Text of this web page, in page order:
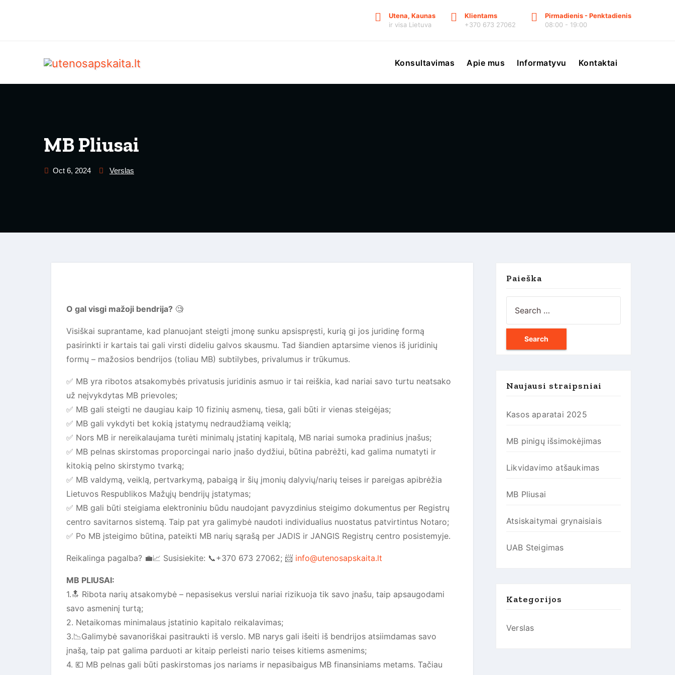
Utena, Kaunas
ir visa Lietuva
Klientams
+370 673 27062
Pirmadienis - Penktadienis
08:00 - 19:00
Konsultavimas Apie mus Informatyvu Kontaktai
MB Pliusai
Oct 6, 2024 Verslas
O gal visgi mažoji bendrija? 🧐
Visiškai suprantame, kad planuojant steigti įmonę sunku apsispręsti, kurią gi jos juridinę formą
pasirinkti ir kartais tai gali virsti dideliu galvos skausmu. Tad šiandien aptarsime vienos iš juridinių
formų – mažosios bendrijos (toliau MB) subtilybes, privalumus ir trūkumus.
✅️ MB yra ribotos atsakomybės privatusis juridinis asmuo ir tai reiškia, kad nariai savo turtu neatsako
už neįvykdytas MB prievoles;
✅️ MB gali steigti ne daugiau kaip 10 fizinių asmenų, tiesa, gali būti ir vienas steigėjas;
✅️ MB gali vykdyti bet kokią įstatymų nedraudžiamą veiklą;
✅️ Nors MB ir nereikalaujama turėti minimalų įstatinį kapitalą, MB nariai sumoka pradinius įnašus;
✅️ MB pelnas skirstomas proporcingai nario įnašo dydžiui, būtina pabrėžti, kad galima numatyti ir
kitokią pelno skirstymo tvarką;
✅️ MB valdymą, veiklą, pertvarkymą, pabaigą ir šių įmonių dalyvių/narių teises ir pareigas apibrėžia
Lietuvos Respublikos Mažųjų bendrijų įstatymas;
✅️ MB gali būti steigiama elektroniniu būdu naudojant pavyzdinius steigimo dokumentus per Registrų
centro savitarnos sistemą. Taip pat yra galimybė naudoti individualius nuostatus patvirtintus Notaro;
✅️ Po MB įsteigimo būtina, pateikti MB narių sąrašą per JADIS ir JANGIS Registrų centro posistemyje.
Reikalinga pagalba? 💼📈 Susisiekite: 📞+370 673 27062; 📨 info@utenosapskaita.lt
MB PLIUSAI:
1.🔝 Ribota narių atsakomybė – nepasisekus verslui nariai rizikuoja tik savo įnašu, taip apsaugodami
savo asmeninį turtą;
2. Netaikomas minimalaus įstatinio kapitalo reikalavimas;
3.📉Galimybė savanoriškai pasitraukti iš verslo. MB narys gali išeiti iš bendrijos atsiimdamas savo
įnašą, taip pat galima parduoti ar kitaip perleisti nario teises kitiems asmenims;
4. 💶 MB pelnas gali būti paskirstomas jos nariams ir nepasibaigus MB finansiniams metams. Tačiau
Paieška
Naujausi straipsniai
Kasos aparatai 2025
MB pinigų išsimokėjimas
Likvidavimo atšaukimas
MB Pliusai
Atsiskaitymai grynaisiais
UAB Steigimas
Kategorijos
Verslas